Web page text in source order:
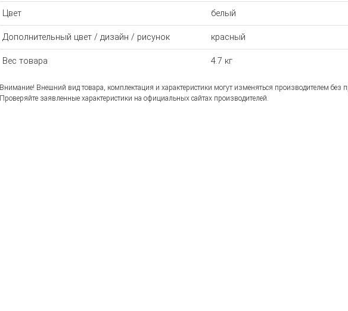
Цвет белый
Дополнительный цвет / дизайн / рисунок красный
Вес товара 4.7 кг
Внимание! Внешний вид товара, комплектация и характеристики могут изменяться производителем без
Проверяйте заявленные характеристики на официальных сайтах производителей.